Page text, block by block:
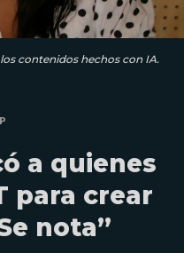
contenidos hechos con IA.
a quienes
para crear
nota”